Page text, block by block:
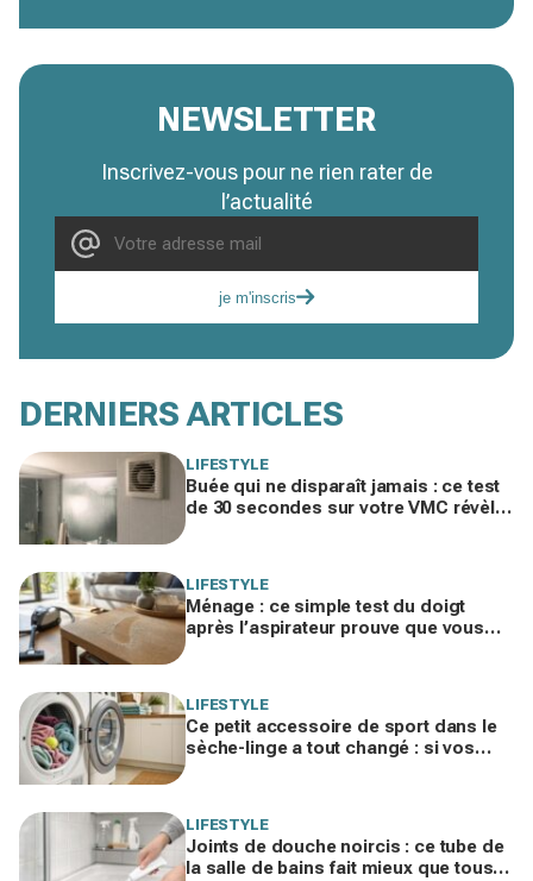
NEWSLETTER
Inscrivez-vous pour ne rien rater de
l’actualité
je m'inscris
DERNIERS ARTICLES
LIFESTYLE
Buée qui ne disparaît jamais : ce test
de 30 secondes sur votre VMC révèle
LIFESTYLE
Ménage : ce simple test du doigt
après l’aspirateur prouve que vous
LIFESTYLE
Ce petit accessoire de sport dans le
sèche-linge a tout changé : si vos
LIFESTYLE
Joints de douche noircis : ce tube de
la salle de bains fait mieux que tous